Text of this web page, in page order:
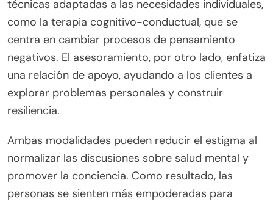
afrontamiento efectivas. Estos enfoques
terapéuticos ayudan a las personas a comprender
sus trastornos de salud mental, permitiéndoles
procesar emociones y desarrollar patrones de
pensamiento más saludables.
La psicoterapia a menudo emplea diversas
como la terapia cognitivo-conductual, que se
centra en cambiar procesos de pensamiento
negativos. El asesoramiento, por otro lado, enfatiza
una relación de apoyo, ayudando a los clientes a